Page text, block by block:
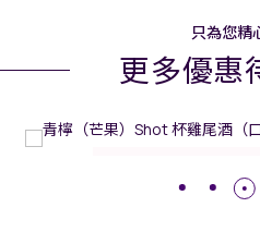
只為您精
更多優惠